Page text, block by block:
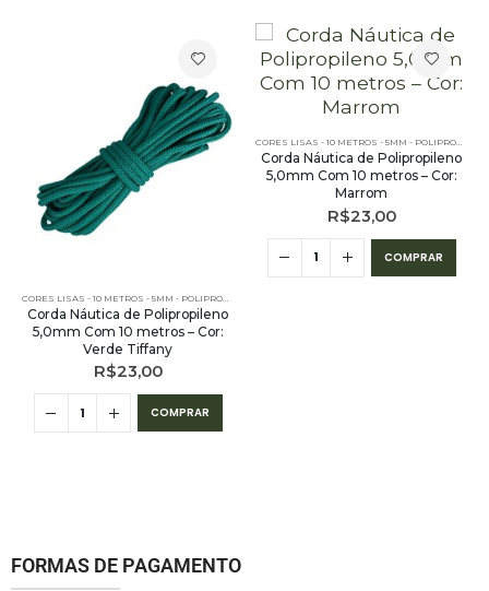
Corda Náutica de Polipropileno
5,0mm Com 10 metros – Cor:
Verde Tiffany
R$23,00
COMPRAR
CORES LISAS - 10 METROS - 5MM - POLIPROPILENO
Corda Náutica de Polipropileno
5,0mm Com 10 metros – Cor:
Marrom
R$23,00
COMPRAR
FORMAS DE PAGAMENTO